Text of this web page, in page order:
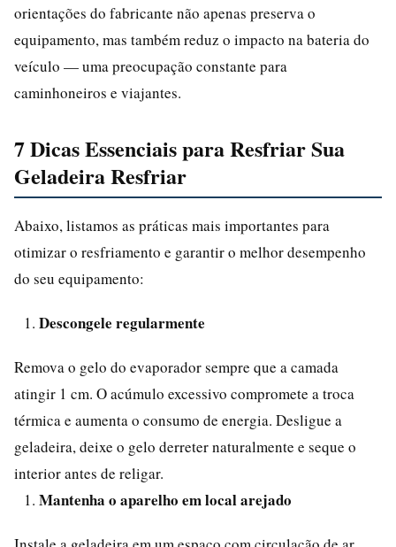
orientações do fabricante não apenas preserva o
equipamento, mas também reduz o impacto na bateria do
veículo — uma preocupação constante para
caminhoneiros e viajantes.
7 Dicas Essenciais para Resfriar Sua
Geladeira Resfriar
Abaixo, listamos as práticas mais importantes para
otimizar o resfriamento e garantir o melhor desempenho
do seu equipamento:
Descongele regularmente
Remova o gelo do evaporador sempre que a camada
atingir 1 cm. O acúmulo excessivo compromete a troca
térmica e aumenta o consumo de energia. Desligue a
geladeira, deixe o gelo derreter naturalmente e seque o
interior antes de religar.
Mantenha o aparelho em local arejado